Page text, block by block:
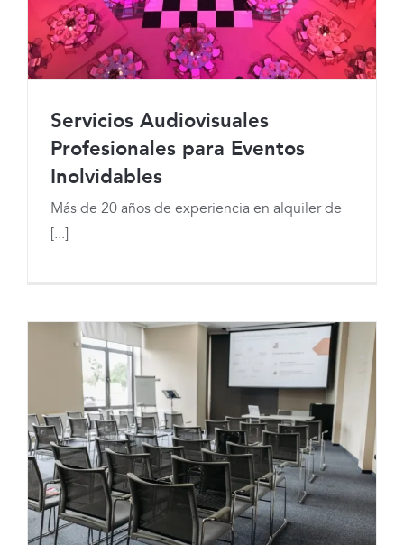
Servicios Audiovisuales Profesionales
Servicios Audiovisuales
Profesionales para Eventos
Inolvidables
Más de 20 años de experiencia en alquiler de
[...]